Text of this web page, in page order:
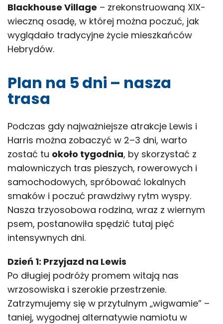
Blackhouse Village – zrekonstruowaną XIX-
wieczną osadę, w której można poczuć, jak
wyglądało tradycyjne życie mieszkańców
Hebrydów.
Plan na 5 dni – nasza
trasa
Podczas gdy najważniejsze atrakcje Lewis i
Harris można zobaczyć w 2–3 dni, warto
zostać tu około tygodnia, by skorzystać z
malowniczych tras pieszych, rowerowych i
samochodowych, spróbować lokalnych
smaków i poczuć prawdziwy rytm wyspy.
Nasza trzyosobowa rodzina, wraz z wiernym
psem, postanowiła spędzić tutaj pięć
intensywnych dni.
Dzień 1: Przyjazd na Lewis
Po długiej podróży promem witają nas
wrzosowiska i szerokie przestrzenie.
Zatrzymujemy się w przytulnym „wigwamie” –
taniej, wygodnej alternatywie namiotu w